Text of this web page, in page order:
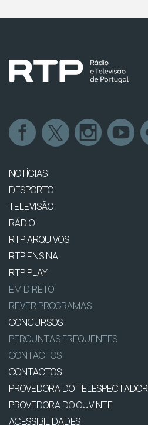
NOTÍCIAS
DESPORTO
TELEVISÃO
RÁDIO
RTP ARQUIVOS
RTP ENSINA
RTP PLAY
EM DIRETO
REVER PROGRAMAS
CONCURSOS
PERGUNTAS FREQUENTES
CONTACTOS
CONTACTOS
PROVEDORA DO TELESPECTADOR
PROVEDORA DO OUVINTE
ACESSIBILIDADES